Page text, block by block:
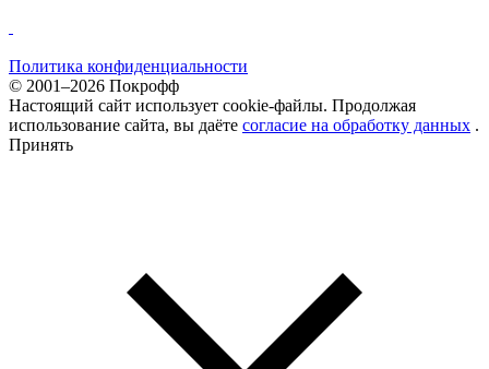
Политика конфиденциальности
© 2001–2026 Покрофф
Настоящий сайт использует cookie-файлы. Продолжая
использование сайта, вы даёте согласие на обработку данных .
Принять